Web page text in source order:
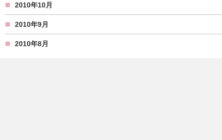
2010年10月
2010年9月
2010年8月